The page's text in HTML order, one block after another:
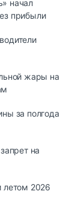
начал
прибыли
жары на
за полгода
на
летом 2026